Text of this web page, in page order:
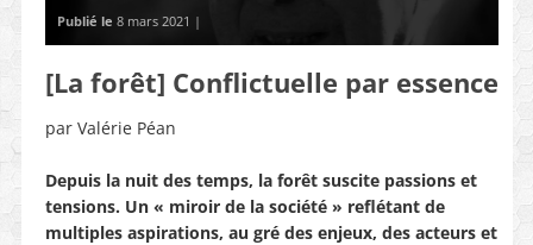
Publié le 8 mars 2021 |
[La forêt] Conflictuelle par essence
par Valérie Péan
Depuis la nuit des temps, la forêt suscite passions et
tensions. Un « miroir de la société » reflétant de
multiples aspirations, au gré des enjeux, des acteurs et